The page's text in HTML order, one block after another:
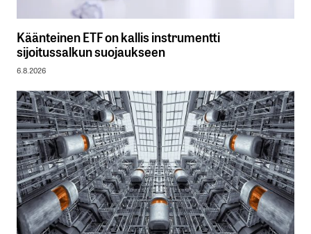
Käänteinen ETF on kallis instrumentti
sijoitussalkun suojaukseen
6.8.2026